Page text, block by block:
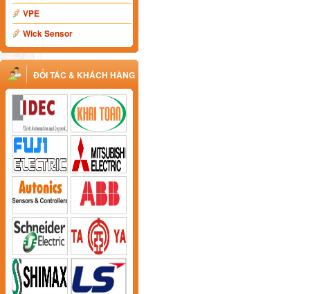
VPE
Wick Sensor
ĐỐI TÁC & KHÁCH HÀNG